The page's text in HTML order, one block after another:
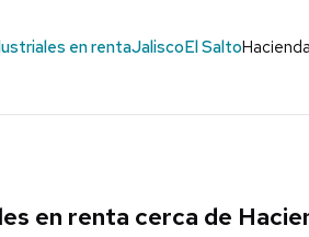
en rentaJaliscoEl Salto
en renta cerca de